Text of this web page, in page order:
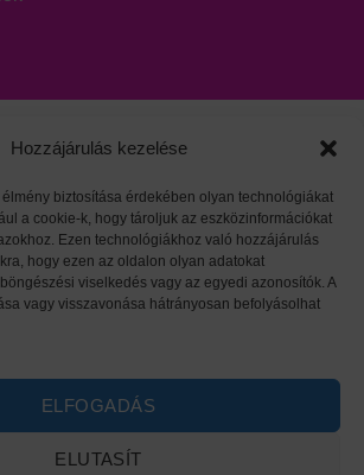
Hozzájárulás kezelése
biztosítása érdekében olyan technológiákat
a cookie-k, hogy tároljuk az eszközinformációkat
Ezen technológiákhoz való hozzájárulás
hogy ezen az oldalon olyan adatokat
viselkedés vagy az egyedi azonosítók. A
vagy visszavonása hátrányosan befolyásolhat
ELFOGADÁS
ELUTASÍT
| Adatvédelem|HARZO tárgymutató